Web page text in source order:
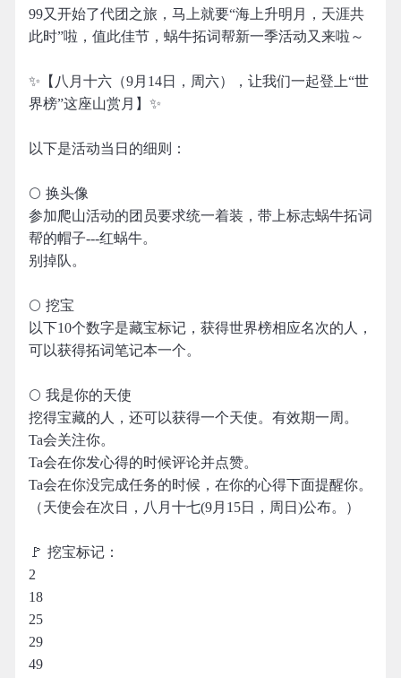
99又开始了代团之旅，马上就要“海上升明月，天涯共
此时”啦，值此佳节，蜗牛拓词帮新一季活动又来啦～
✨【八月十六（9月14日，周六），让我们一起登上“世
界榜”这座山赏月】✨
以下是活动当日的细则：
🌕 换头像
参加爬山活动的团员要求统一着装，带上标志蜗牛拓词
帮的帽子---红蜗牛。
别掉队。
🌕 挖宝
以下10个数字是藏宝标记，获得世界榜相应名次的人，
可以获得拓词笔记本一个。
🌕 我是你的天使
挖得宝藏的人，还可以获得一个天使。有效期一周。
Ta会关注你。
Ta会在你发心得的时候评论并点赞。
Ta会在你没完成任务的时候，在你的心得下面提醒你。
（天使会在次日，八月十七(9月15日，周日)公布。）
🚩 挖宝标记：
2
18
25
29
49